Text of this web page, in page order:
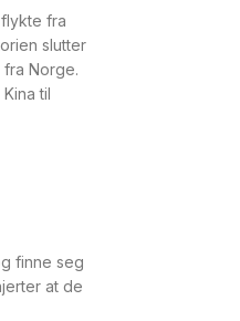
fra
slutter
Norge.
til
finne seg
at de